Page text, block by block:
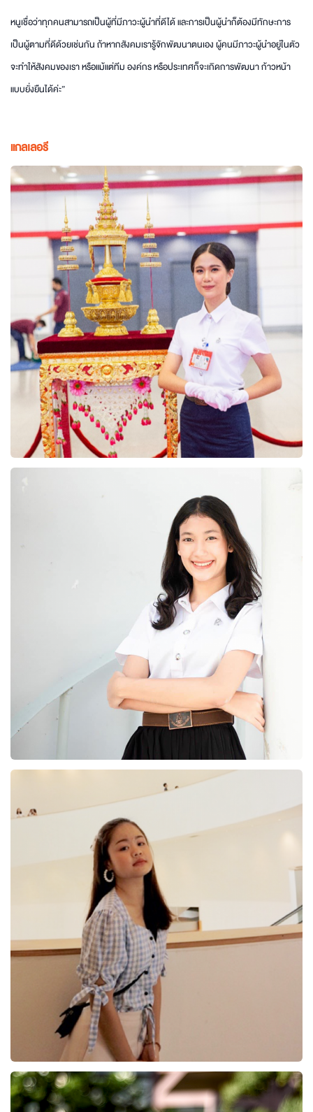
หนูเชื่อว่าทุกคนสามารถเป็นผู้ที่มีภาวะผู้นำที่ดีได้ และการเป็นผู้นำก็ต้องมีทักษะการ
เป็นผู้ตามที่ดีด้วยเช่นกัน ถ้าหากสังคมเรารู้จักพัฒนาตนเอง ผู้คนมีภาวะผู้นำอยู่ในตัว
จะทำให้สังคมของเรา หรือแม้แต่ทีม องค์กร หรือประเทศก็จะเกิดการพัฒนา ก้าวหน้า
แบบยั่งยืนได้ค่ะ”
แกลเลอรี